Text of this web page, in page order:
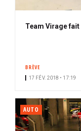
Team Virage
BRÈVE
17 FÉV. 2018 • 17:19
AUTO